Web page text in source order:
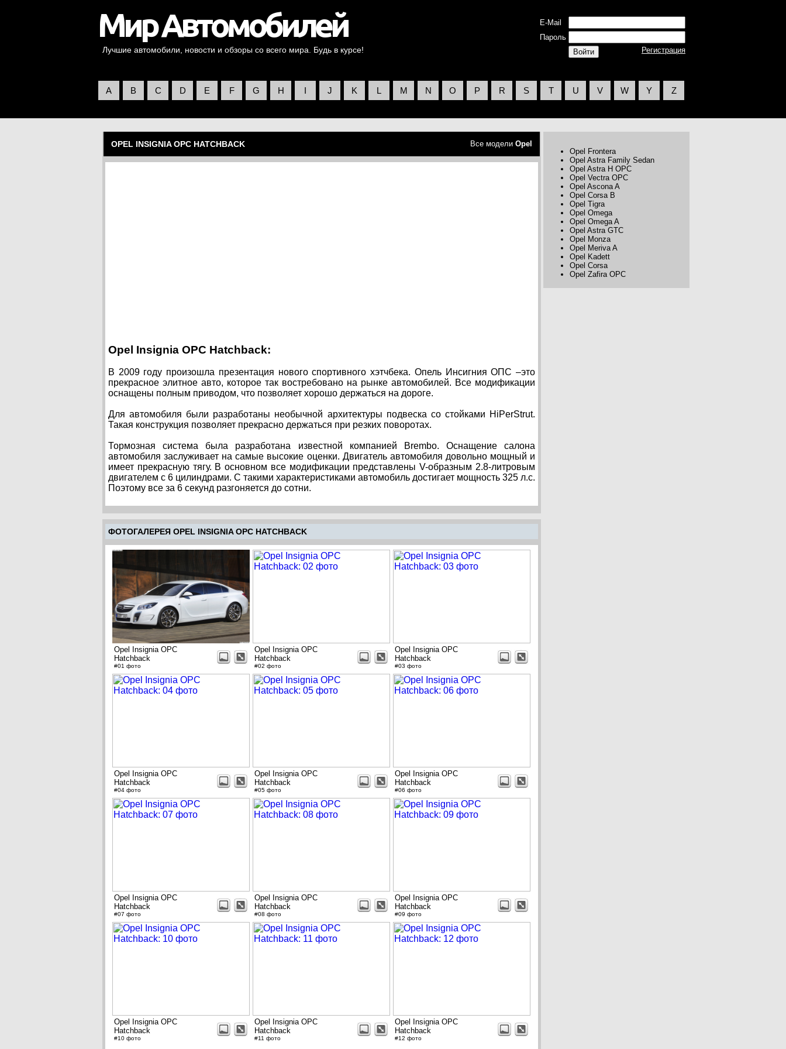
Лучшие автомобили, новости и обзоры со всего мира. Будь в курсе!
E-Mail
Пароль
Регистрация
A B C D E F G H I J K L M N O P R S T U V W Y Z
OPEL INSIGNIA OPC HATCHBACK Все модели Opel
Opel Insignia OPC Hatchback:
В 2009 году произошла презентация нового спортивного хэтчбека. Опель Инсигния ОПС –это
прекрасное элитное авто, которое так востребовано на рынке автомобилей. Все модификации
оснащены полным приводом, что позволяет хорошо держаться на дороге.
Для автомобиля были разработаны необычной архитектуры подвеска со стойками HiPerStrut.
Такая конструкция позволяет прекрасно держаться при резких поворотах.
Тормозная система была разработана известной компанией Brembo. Оснащение салона
автомобиля заслуживает на самые высокие оценки. Двигатель автомобиля довольно мощный и
имеет прекрасную тягу. В основном все модификации представлены V-образным 2.8-литровым
двигателем с 6 цилиндрами. С такими характеристиками автомобиль достигает мощность 325 л.с.
Поэтому все за 6 секунд разгоняется до сотни.
ФОТОГАЛЕРЕЯ OPEL INSIGNIA OPC HATCHBACK
Opel Insignia OPC
Hatchback
#01 фото
Opel Insignia OPC
Hatchback
#02 фото
Opel Insignia OPC
Hatchback
#03 фото
Opel Insignia OPC
Hatchback
#04 фото
Opel Insignia OPC
Hatchback
#05 фото
Opel Insignia OPC
Hatchback
#06 фото
Opel Insignia OPC
Hatchback
#07 фото
Opel Insignia OPC
Hatchback
#08 фото
Opel Insignia OPC
Hatchback
#09 фото
Opel Insignia OPC
Hatchback
#10 фото
Opel Insignia OPC
Hatchback
#11 фото
Opel Insignia OPC
Hatchback
#12 фото
Opel Frontera
Opel Astra Family Sedan
Opel Astra H OPC
Opel Vectra OPC
Opel Ascona A
Opel Corsa B
Opel Tigra
Opel Omega
Opel Omega A
Opel Astra GTC
Opel Monza
Opel Meriva A
Opel Kadett
Opel Corsa
Opel Zafira OPC